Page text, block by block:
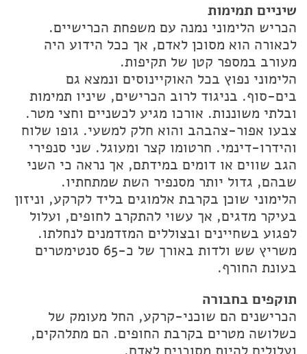
שיניים תמימות
הכריש הלימוני נמנה עם משפחת הכרישיים.
לכאורה הוא מסוכן לאדם, אך ככל הידוע היה
מעורב במספר קטן של תקיפות.
הלימוני נפוץ בכל האוקיינוסים ונמצא גם
בים-סוף. בניגוד לרוב הכרישים, שיניו תמימות
ובלתי משוננות. אורכו מגיע לכשניים וחצי מטר.
צבעו אפור-צהבהב והוא חלק למשעי. גופו שלוח
והידרו-דינמי. חרטומו קצר ומעוגל. שני סנפירי
הגב שווים או דומים במידתם, אך נראה כי השני
שבהם, גדול יותר מסנפיר השת שמתחתיו.
הלימוני שוכן בקרבת אלמוגים בליד לקרקע, וניזון
בעיקר מדגים, אך עשוי להתקרב לחופים, ועלול
לפגוע בשחיינים ובצוללים המזדמנים לנחלתו.
משריץ שש ולדות באורך של כ-65 סנטימטרים
בעונת החורף.
תוקפים בחבורה
הכרישנים הם שוכני-קרקע, החל מעומק של
כשלושה מטרים בקרבת החופים. הם מתלהקים,